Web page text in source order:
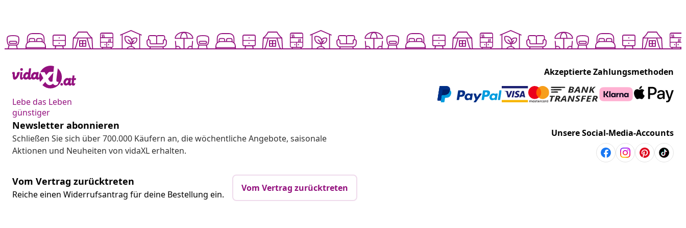
Lebe das Leben
günstiger
Akzeptierte Zahlungsmethoden
Newsletter abonnieren
Schließen Sie sich über 700.000 Käufern an, die wöchentliche Angebote, saisonale
Aktionen und Neuheiten von vidaXL erhalten.
Unsere Social-Media-Accounts
Vom Vertrag zurücktreten
Reiche einen Widerrufsantrag für deine Bestellung ein.
Vom Vertrag zurücktreten